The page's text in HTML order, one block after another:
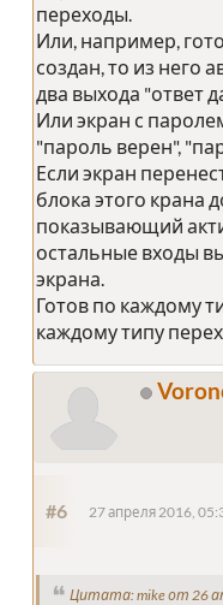
переходы.
Или, например,
создан, то из него
два выхода "ответ
Или экран с
"пароль верен",
Если экран
блока этого крана
показывающий
остальные входы
экрана.
Готов по каждому
каждому типу
#6 27 апреля 2016,
Цитата: mike от 26